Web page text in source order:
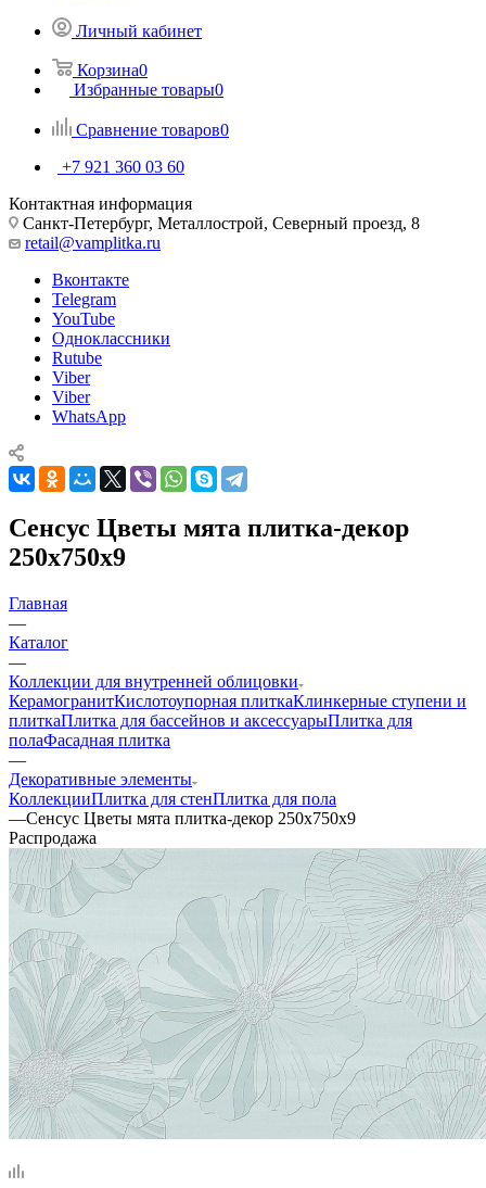
Личный кабинет
Корзина0
Избранные товары0
Сравнение товаров0
+7 921 360 03 60
Контактная информация
Санкт-Петербург, Металлострой, Северный проезд, 8
retail@vamplitka.ru
Вконтакте
Telegram
YouTube
Одноклассники
Rutube
Viber
Viber
WhatsApp
Сенсус Цветы мята плитка-декор
250x750x9
Главная
—
Каталог
—
Коллекции для внутренней облицовки
КерамогранитКислотоупорная плиткаКлинкерные ступени и
плиткаПлитка для бассейнов и аксессуарыПлитка для
полаФасадная плитка
—
Декоративные элементы
КоллекцииПлитка для стенПлитка для пола
—Сенсус Цветы мята плитка-декор 250x750x9
Распродажа